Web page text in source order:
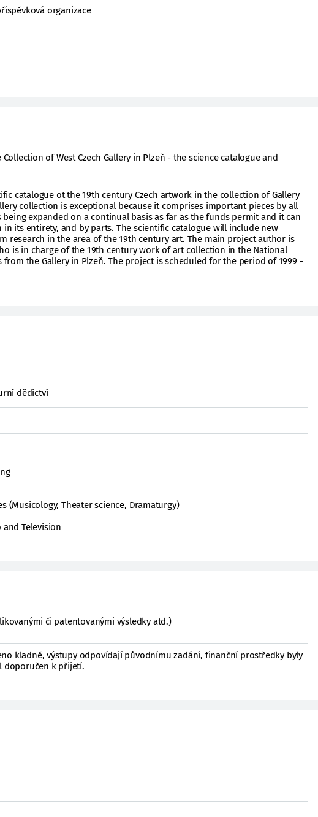
organizace
of West Czech Gallery in Plzeň - the science catalogue and
catalogue ot the 19th century Czech artwork in the collection of Gallery
collection is exceptional because it comprises important pieces by all
expanded on a continual basis as far as the funds permit and it can
its entirety, and by parts. The scientific catalogue will include new
research in the area of the 19th century art. The main project author is
is in charge of the 19th century work of art collection in the National
from the Gallery in Plzeň. The project is scheduled for the period of 1999 -
dědictví
(Musicology, Theater science, Dramaturgy)
and Television
či patentovanými výsledky atd.)
kladně, výstupy odpovídají původnímu zadání, finanční prostředky byly
doporučen k přijetí.